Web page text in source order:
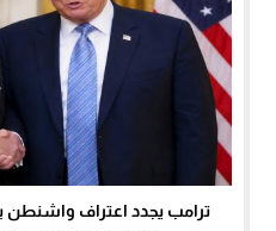
ترامب يجدد اعتراف واشنطن